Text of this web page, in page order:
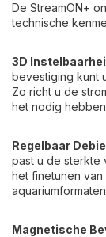
De StreamON+
technische
3D
bevestiging kunt
Zo richt u de
het nodig
Regelbaar
past u de sterkte
het finetunen
Magnetische